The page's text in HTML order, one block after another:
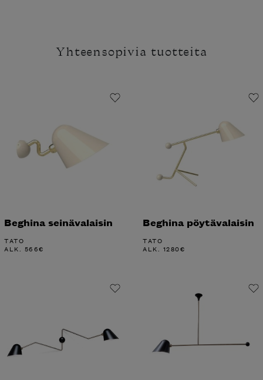
Yhteensopivia tuotteita
Beghina seinävalaisin
TATO
ALK. 566€
Beghina pöytävalaisin
TATO
ALK. 1280€